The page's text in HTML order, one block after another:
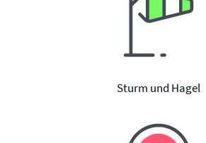
Sturm und Hagel